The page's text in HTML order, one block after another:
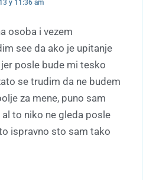
у 11:36 am
osoba i vezem
see da ako je upitanje
posle bude mi tesko
se trudim da ne budem
za mene, puno sam
to niko ne gleda posle
ispravno sto sam tako